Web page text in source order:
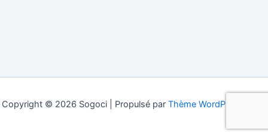
Copyright © 2026 Sogoci | Propulsé par Thème WordPress Astra